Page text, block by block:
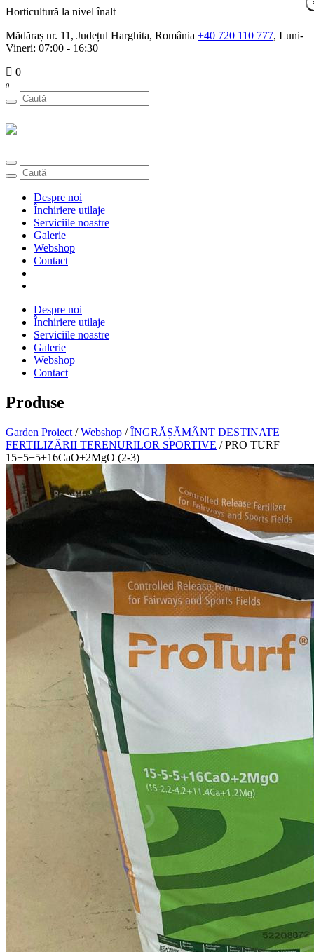
Horticultură la nivel înalt
Mădăraș nr. 11, Județul Harghita, România +40 720 110 777, Luni-
Vineri: 07:00 - 16:30
0
0
Toggle
navigation
Despre noi
Închiriere utilaje
Serviciile noastre
Galerie
Webshop
Contact
Despre noi
Închiriere utilaje
Serviciile noastre
Galerie
Webshop
Contact
Produse
Garden Proiect /Webshop /ÎNGRĂȘĂMÂNT DESTINATE
FERTILIZĂRII TERENURILOR SPORTIVE / PRO TURF
15+5+5+16CaO+2MgO (2-3)